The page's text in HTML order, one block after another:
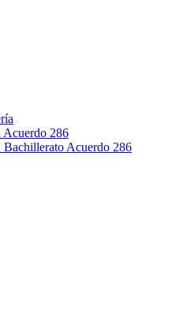
Acuerdo 286
Acuerdo 286